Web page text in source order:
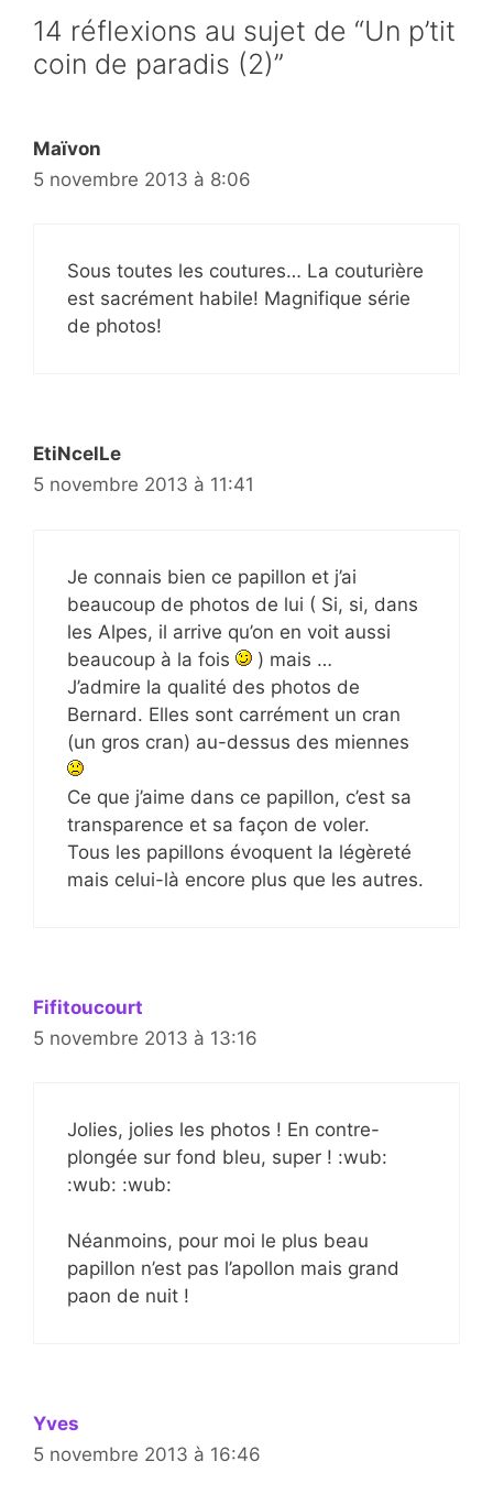
14 réflexions au sujet de “Un p’tit
coin de paradis (2)”
Maïvon
5 novembre 2013 à 8:06
Sous toutes les coutures… La couturière
est sacrément habile! Magnifique série
de photos!
EtiNcelLe
5 novembre 2013 à 11:41
Je connais bien ce papillon et j’ai
beaucoup de photos de lui ( Si, si, dans
les Alpes, il arrive qu’on en voit aussi
beaucoup à la fois
) mais …
J’admire la qualité des photos de
Bernard. Elles sont carrément un cran
(un gros cran) au-dessus des miennes
Ce que j’aime dans ce papillon, c’est sa
transparence et sa façon de voler.
Tous les papillons évoquent la légèreté
mais celui-là encore plus que les autres.
Fifitoucourt
5 novembre 2013 à 13:16
Jolies, jolies les photos ! En contre-
plongée sur fond bleu, super ! :wub:
:wub: :wub:
Néanmoins, pour moi le plus beau
papillon n’est pas l’apollon mais grand
paon de nuit !
Yves
5 novembre 2013 à 16:46